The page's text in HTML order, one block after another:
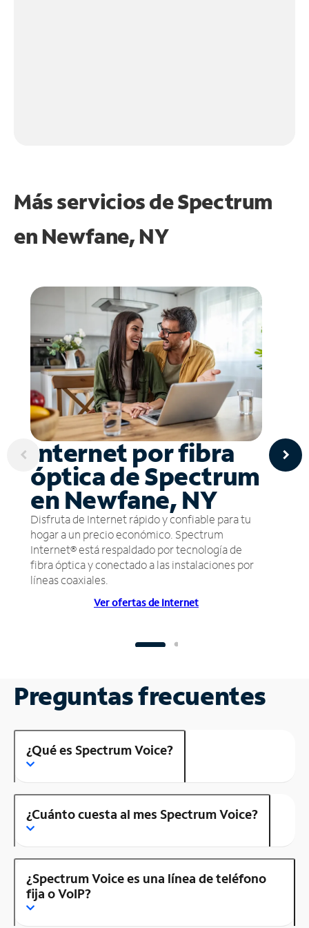
Más servicios de Spectrum
en Newfane, NY
Internet por fibra
óptica de Spectrum
en Newfane, NY
Disfruta de Internet rápido y confiable para tu
hogar a un precio económico. Spectrum
Internet® está respaldado por tecnología de
fibra óptica y conectado a las instalaciones por
líneas coaxiales.
Ver ofertas de Internet
Preguntas frecuentes
¿Qué es Spectrum Voice?
¿Cuánto cuesta al mes Spectrum Voice?
¿Spectrum Voice es una línea de teléfono
fija o VoIP?